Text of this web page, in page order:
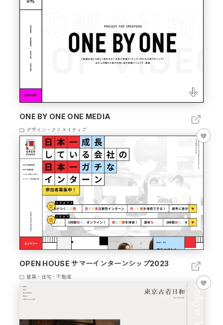
ONE BY ONE ONE MEDIA
デザイン・クリエイティブ
OPEN HOUSE サマーインターンシップ2023
建築・住宅・不動産